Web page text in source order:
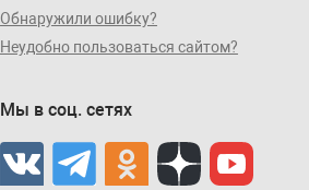
Обнаружили ошибку?
Неудобно пользоваться сайтом?
Мы в соц. сетях